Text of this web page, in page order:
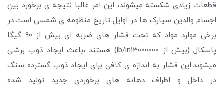
قطعات زیادی شکسته میشوند، این امر غالبا نتیجه ی برخورد بین
اجسام والدین سیارک ها در اوایل تاریخ منظومه ی شمسی است.در
برخی موارد مواد که تحت فشار های ضربه ای بیش از 90 گیگا
پاسکال (بیش از lb/in13000000) هستند ،باعث ایجاد ذوب برشی
میشوند.این فشار به اندازه ی کافی برای ایجاد ذوب گسترده سنگ
در داخل و اطراف دهانه های برخوردی جدید تولید شده